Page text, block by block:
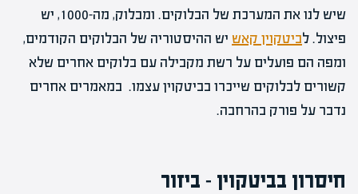
שיש לנו את המערכת של הבלוקים. ומבלוק, מה-1000, יש
פיצול. לביטקוין קאש יש ההיסטוריה של הבלוקים הקודמים,
ומפה הם פועלים על רשת מקבילה עם בלוקים אחרים שלא
קשורים לבלוקים שייכרו בביטקוין עצמו. במאמרים אחרים
נדבר על פורק בהרחבה.
חיסרון בביטקוין – ביזור